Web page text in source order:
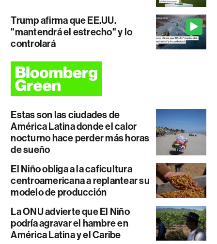
Trump afirma que EE.UU.
"mantendrá el estrecho" y lo
controlará
Estas son las ciudades de
América Latina donde el calor
nocturno hace perder más horas
de sueño
El Niño obliga a la caficultura
centroamericana a replantear su
modelo de producción
La ONU advierte que El Niño
podría agravar el hambre en
América Latina y el Caribe